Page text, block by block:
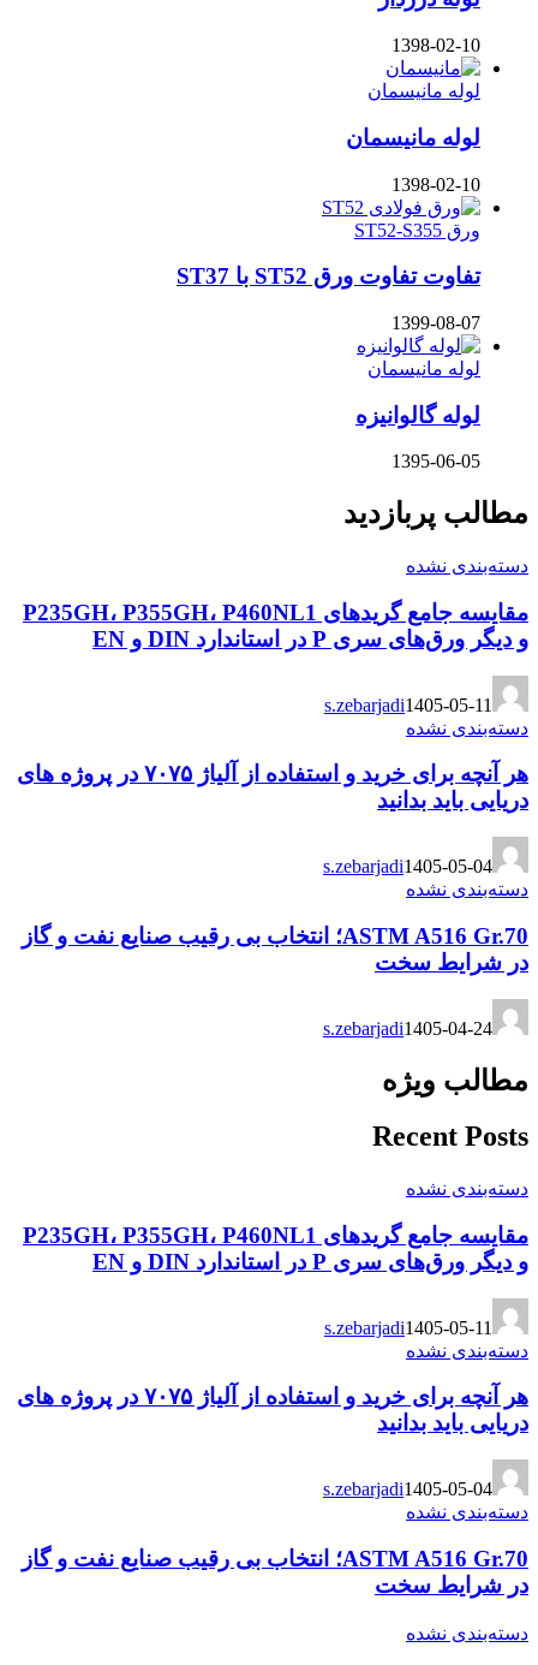
1398-02-10
لوله مانیسمان
لوله مانیسمان
1398-02-10
ورق ST52-S355
تفاوت تفاوت ورق ST52 با ST37
1399-08-07
لوله مانیسمان
لوله گالوانیزه
1395-06-05
مطالب پربازدید
دسته‌بندی نشده
مقایسه جامع گریدهای P235GH، P355GH، P460NL1
و دیگر ورق‌های سری P در استاندارد DIN و EN
s.zebarjadi1405-05-11
دسته‌بندی نشده
هر آنچه برای خرید و استفاده از آلیاژ ۷۰۷۵ در پروژه های
دریایی باید بدانید
s.zebarjadi1405-05-04
دسته‌بندی نشده
ASTM A516 Gr.70؛ انتخاب بی رقیب صنایع نفت و گاز
در شرایط سخت
s.zebarjadi1405-04-24
مطالب ویژه
Recent Posts
دسته‌بندی نشده
مقایسه جامع گریدهای P235GH، P355GH، P460NL1
و دیگر ورق‌های سری P در استاندارد DIN و EN
s.zebarjadi1405-05-11
دسته‌بندی نشده
هر آنچه برای خرید و استفاده از آلیاژ ۷۰۷۵ در پروژه های
دریایی باید بدانید
s.zebarjadi1405-05-04
دسته‌بندی نشده
ASTM A516 Gr.70؛ انتخاب بی رقیب صنایع نفت و گاز
در شرایط سخت
دسته‌بندی نشده